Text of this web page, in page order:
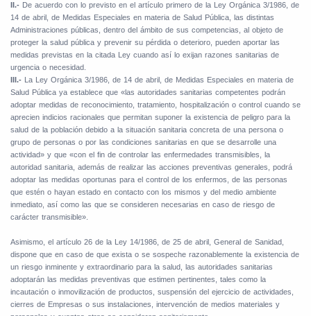
II.- De acuerdo con lo previsto en el artículo primero de la Ley Orgánica 3/1986, de
14 de abril, de Medidas Especiales en materia de Salud Pública, las distintas
Administraciones públicas, dentro del ámbito de sus competencias, al objeto de
proteger la salud pública y prevenir su pérdida o deterioro, pueden aportar las
medidas previstas en la citada Ley cuando así lo exijan razones sanitarias de
urgencia o necesidad.
III.-
La Ley Orgánica 3/1986, de 14 de abril, de Medidas Especiales en materia de
Salud Pública ya establece que «las autoridades sanitarias competentes podrán
adoptar medidas de reconocimiento, tratamiento, hospitalización o control cuando se
aprecien indicios racionales que permitan suponer la existencia de peligro para la
salud de la población debido a la situación sanitaria concreta de una persona o
grupo de personas o por las condiciones sanitarias en que se desarrolle una
actividad» y que «con el fin de controlar las enfermedades transmisibles, la
autoridad sanitaria, además de realizar las acciones preventivas generales, podrá
adoptar las medidas oportunas para el control de los enfermos, de las personas
que estén o hayan estado en contacto con los mismos y del medio ambiente
inmediato, así como las que se consideren necesarias en caso de riesgo de
carácter transmisible».
Asimismo, el artículo 26 de la Ley 14/1986, de 25 de abril, General de Sanidad,
dispone que en caso de que exista o se sospeche razonablemente la existencia de
un riesgo inminente y extraordinario para la salud, las autoridades sanitarias
adoptarán las medidas preventivas que estimen pertinentes, tales como la
incautación o inmovilización de productos, suspensión del ejercicio de actividades,
cierres de Empresas o sus instalaciones, intervención de medios materiales y